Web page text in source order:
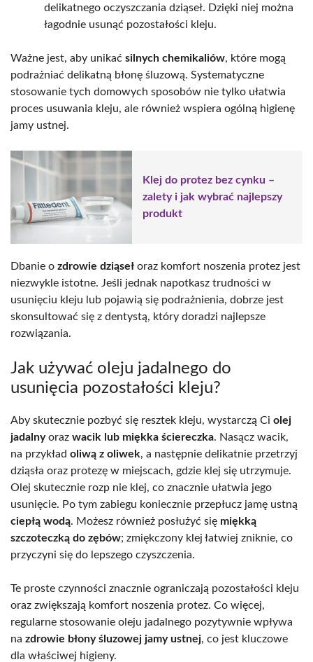
delikatnego oczyszczania dziąseł. Dzięki niej można
łagodnie usunąć pozostałości kleju.
Ważne jest, aby unikać silnych chemikaliów, które mogą
podrażniać delikatną błonę śluzową. Systematyczne
stosowanie tych domowych sposobów nie tylko ułatwia
proces usuwania kleju, ale również wspiera ogólną higienę
jamy ustnej.
Klej do protez bez cynku –
zalety i jak wybrać najlepszy
produkt
Dbanie o zdrowie dziąseł oraz komfort noszenia protez jest
niezwykle istotne. Jeśli jednak napotkasz trudności w
usunięciu kleju lub pojawią się podrażnienia, dobrze jest
skonsultować się z dentystą, który doradzi najlepsze
rozwiązania.
Jak używać oleju jadalnego do
usunięcia pozostałości kleju?
Aby skutecznie pozbyć się resztek kleju, wystarczą Ci olej
jadalnyoraz wacik lub miękka ściereczka. Nasącz wacik,
na przykład oliwą z oliwek, a następnie delikatnie przetrzyj
dziąsła oraz protezę w miejscach, gdzie klej się utrzymuje.
Olej skutecznie rozp nie klej, co znacznie ułatwia jego
usunięcie. Po tym zabiegu koniecznie przepłucz jamę ustną
ciepłą wodą. Możesz również posłużyć się miękką
szczoteczką do zębów; zmiękczony klej łatwiej zniknie, co
przyczyni się do lepszego czyszczenia.
Te proste czynności znacznie ograniczają pozostałości kleju
oraz zwiększają komfort noszenia protez. Co więcej,
regularne stosowanie oleju jadalnego pozytywnie wpływa
na zdrowie błony śluzowej jamy ustnej, co jest kluczowe
dla właściwej higieny.